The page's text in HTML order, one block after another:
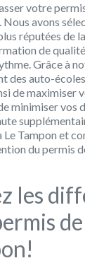
votre
avons
réputées de
de
Grâce à
des auto-écoles
de maximiser
minimiser vos
Le Tampon et
du permis
les